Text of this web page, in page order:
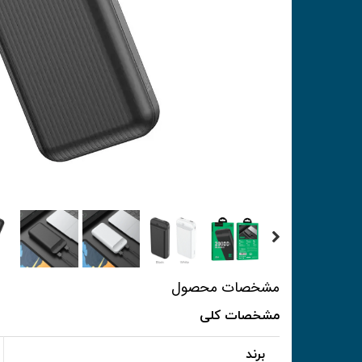
مشخصات محصول
مشخصات کلی
برند